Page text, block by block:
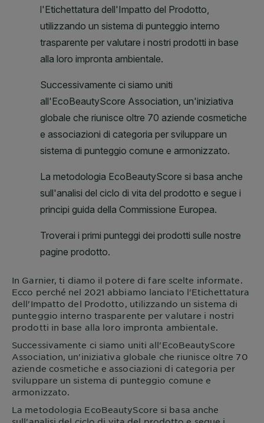
In Garnier, ti diamo il potere di fare scelte informate.
Ecco perché nel 2021 abbiamo lanciato l'Etichettatura
dell'Impatto del Prodotto, utilizzando un sistema di
punteggio interno trasparente per valutare i nostri
prodotti in base alla loro impronta ambientale.
Successivamente ci siamo uniti all'EcoBeautyScore
Association, un'iniziativa globale che riunisce oltre 70
aziende cosmetiche e associazioni di categoria per
sviluppare un sistema di punteggio comune e
armonizzato.
La metodologia EcoBeautyScore si basa anche